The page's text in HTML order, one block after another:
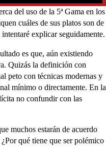
del uso de la 5ª Gama en los
cuáles de sus platos son de
explicar seguidamente.
es que, aún existiendo
Quizás la definición con
peto con técnicas modernas y
mínimo o directamente. En la
no confundir con las
muchos estarán de acuerdo
qué tiene que ser polémico